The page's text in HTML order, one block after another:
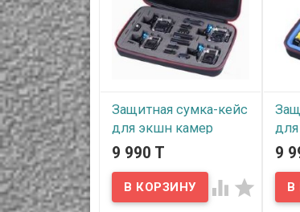
Защитная сумка-кейс
для экшн камер
GoPro 5/4/3+/3,
модель Smatree
9 990 T
 
9